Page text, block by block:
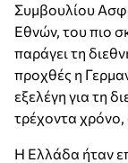
Συμβουλίου
Εθνών, του πιο
παράγει τη
προχθές η
εξελέγη για τη
τρέχοντα
Η Ελλάδα ήταν